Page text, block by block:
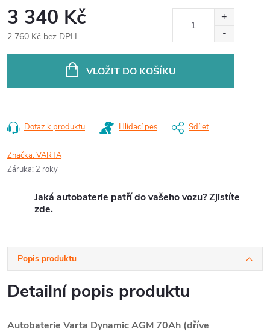
3 340 Kč
2 760 Kč bez DPH
VLOŽIT DO KOŠÍKU
Dotaz k produktu Hlídací pes Sdílet
Značka:VARTA
Záruka: 2 roky
Jaká autobaterie patří do vašeho vozu? Zjistíte
zde.
Popis produktu
Detailní popis produktu
Autobaterie Varta Dynamic AGM 70Ah (dříve